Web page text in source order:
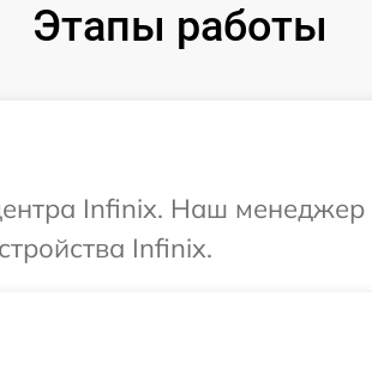
Этапы работы
Infinix. Наш
Infinix.